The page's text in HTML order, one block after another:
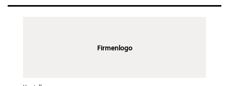
Firmenlogo